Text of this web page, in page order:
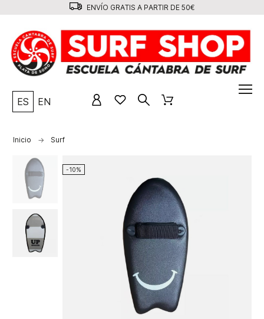
ENVÍO GRATIS A PARTIR DE 50€
ES EN
Inicio Surf
-10%